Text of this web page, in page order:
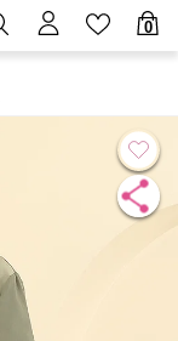
0